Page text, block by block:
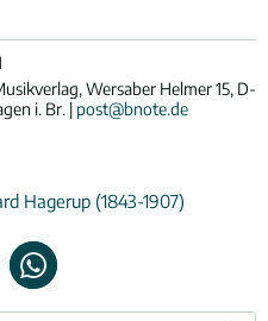
Wersaber Helmer 15, D-
i. Br. | post@bnote.de
Hagerup (1843-1907)